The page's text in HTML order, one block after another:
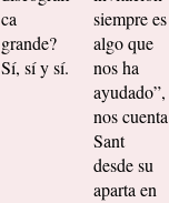
ca
grande?
Sí, sí y sí.
siempre es
algo que
nos ha
ayudado”,
nos cuenta
Sant
desde su
aparta en